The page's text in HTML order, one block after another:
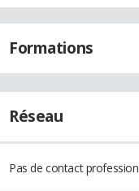
Formations
Réseau
Pas de contact